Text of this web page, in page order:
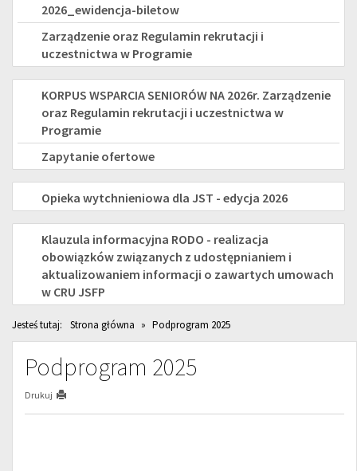
2026_ewidencja-biletow
Zarządzenie oraz Regulamin rekrutacji i
uczestnictwa w Programie
KORPUS
WSPARCIA
SENIORÓW
na
KORPUS WSPARCIA SENIORÓW NA 2026r. Zarządzenie
oraz Regulamin rekrutacji i uczestnictwa w
Programie
Zapytanie ofertowe
OPIEKA
WYTCHNIENIOWA
-
EDYCJA
2026
Opieka wytchnieniowa dla JST - edycja 2026
RODOKlauzula informacyjna RODO - realizacja
obowiązków związanych z udostępnianiem i
aktualizowaniem informacji o zawartych umowach
w CRU JSFP
Jesteś tutaj: Strona główna » Podprogram 2025
Podprogram 2025
Drukuj